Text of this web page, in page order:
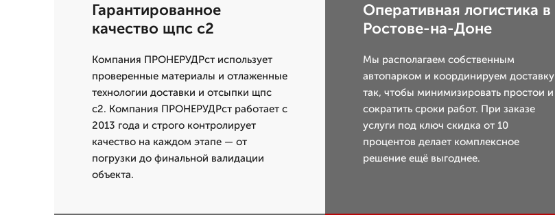
Гарантированное
качество щпс с2
Компания ПРОНЕРУДРст использует
проверенные материалы и отлаженные
технологии доставки и отсыпки щпс
с2. Компания ПРОНЕРУДРст работает с
2013 года и строго контролирует
качество на каждом этапе — от
погрузки до финальной валидации
объекта.
Оперативная логистика в
Ростове-на-Доне
Мы располагаем собственным
автопарком и координируем доставку
так, чтобы минимизировать простои и
сократить сроки работ. При заказе
услуги под ключ скидка от 10
процентов делает комплексное
решение ещё выгоднее.